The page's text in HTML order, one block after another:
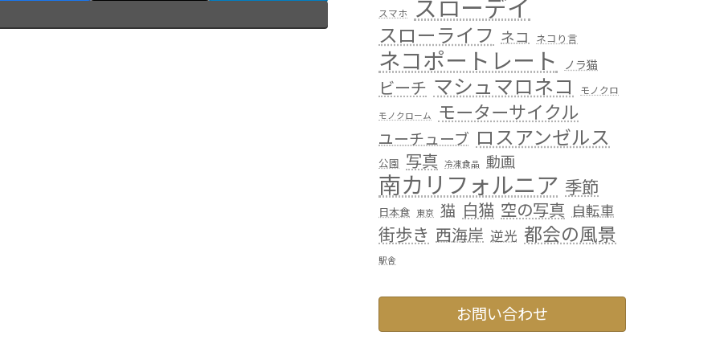
スマホ スローデイ
スローライフ ネコ ネコり言
ネコポートレート ノラ猫
ビーチ マシュマロネコ モノクロ
モノクローム モーターサイクル
ユーチューブ ロスアンゼルス
公園 写真 冷凍食品 動画
南カリフォルニア 季節
日本食 東京 猫 白猫 空の写真 自転車
街歩き 西海岸 逆光 都会の風景
駅舎
お問い合わせ